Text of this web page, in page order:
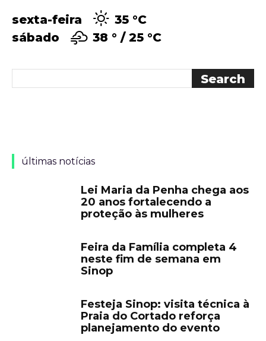
sexta-feira 35 °C
sábado
38 ° 25 °C
últimas notícias
Lei Maria da Penha chega aos
20 anos fortalecendo a
proteção às mulheres
Feira da Família completa 4
neste fim de semana em
Sinop
Festeja Sinop: visita técnica à
Praia do Cortado reforça
planejamento do evento